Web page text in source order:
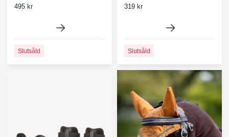
495 kr
Slutsåld
319 kr
Slutsåld